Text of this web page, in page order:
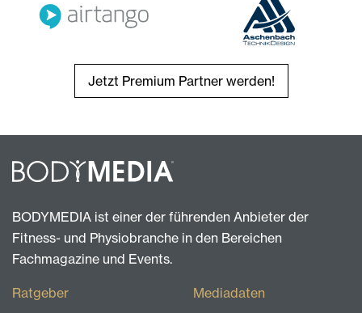
Jetzt Premium Partner werden!
BODYMEDIA ist einer der führenden Anbieter der
Fitness- und Physiobranche in den Bereichen
Fachmagazine und Events.
Ratgeber
Mediadaten